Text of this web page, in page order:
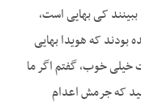
کی بهایی است،
بودند که هویدا بهایی
خیلی خوب، گفتم اگر ما
که جرمش اعدام